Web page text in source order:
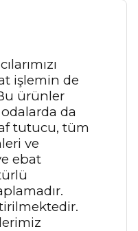
işlemin de
ürünler
da
tutucu, tüm
ve
ebat